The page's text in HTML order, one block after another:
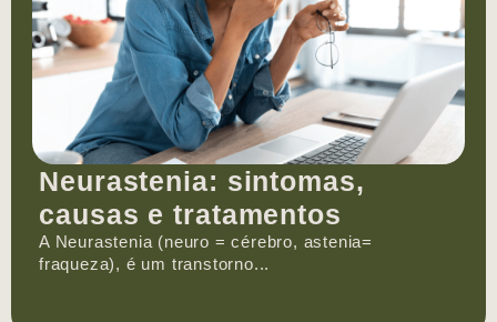
Neurastenia: sintomas,
causas e tratamentos
A Neurastenia (neuro = cérebro, astenia=
fraqueza), é um transtorno...